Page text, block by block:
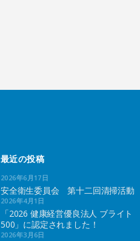
最近の投稿
2026年6月17日
安全衛生委員会 第十二回清掃活動
2026年4月1日
「2026 健康経営優良法人 ブライト
500」に認定されました！
2026年3月6日